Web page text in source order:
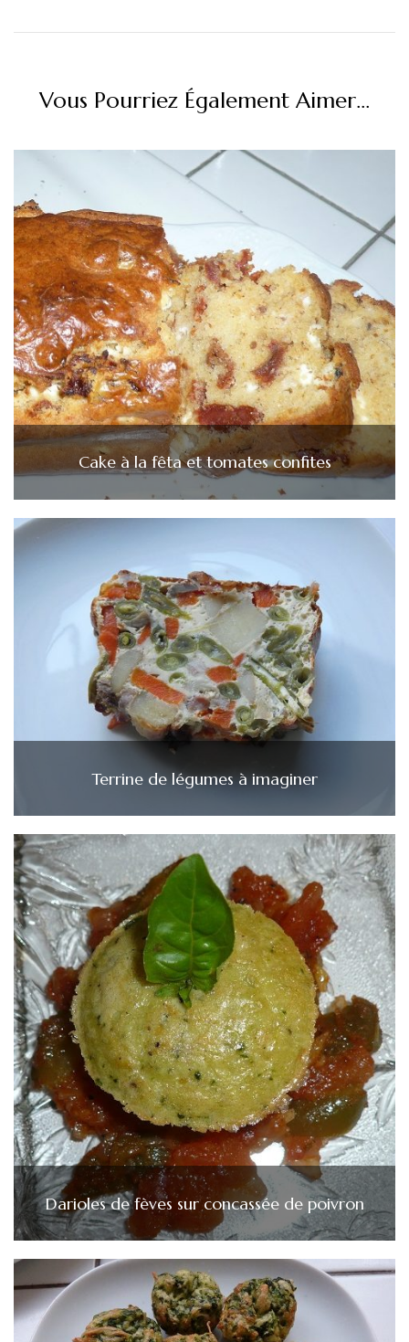
Vous Pourriez Également Aimer...
Cake à la fêta et tomates confites
Terrine de légumes à imaginer
Darioles de fèves sur concassée de poivron